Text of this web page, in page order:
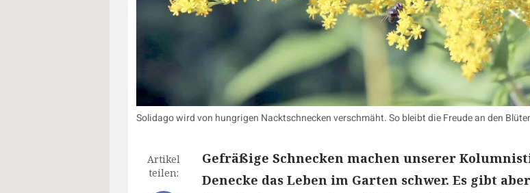
Solidago wird von hungrigen Nacktschnecken verschmäht. So bleibt die Freude an den
Artikel
teilen:
Gefräßige Schnecken machen unserer
Denecke das Leben im Garten schwer. Es gibt